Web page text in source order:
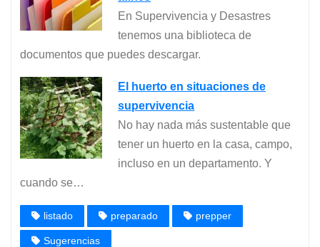
En Supervivencia y Desastres
tenemos una biblioteca de
documentos que puedes descargar.
El huerto en situaciones de
supervivencia
No hay nada más sustentable que
tener un huerto en la casa, campo,
incluso en un departamento. Y
cuando se…
listado preparado prepper
Sugerencias